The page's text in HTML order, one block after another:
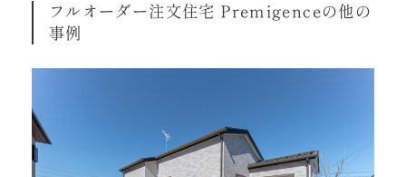
フルオーダー注文住宅 Premigenceの他の
事例